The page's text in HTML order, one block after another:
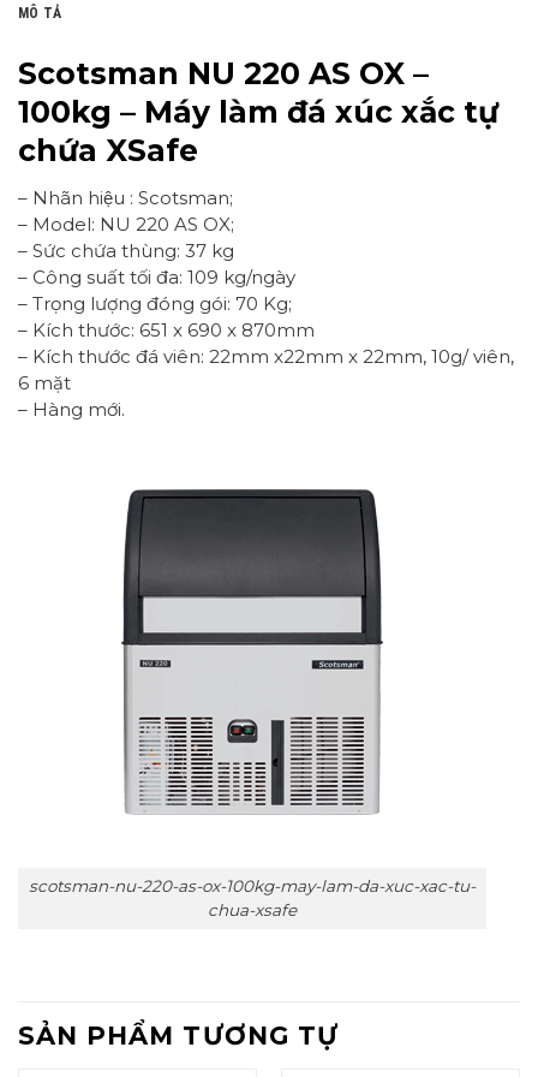
MÔ TẢ
Scotsman NU 220 AS OX –
100kg – Máy làm đá xúc xắc tự
chứa XSafe
– Nhãn hiệu : Scotsman;
– Model: NU 220 AS OX;
– Sức chứa thùng: 37 kg
– Công suất tối đa: 109 kg/ngày
– Trọng lượng đóng gói: 70 Kg;
– Kích thước: 651 x 690 x 870mm
– Kích thước đá viên: 22mm x22mm x 22mm, 10g/ viên,
6 mặt
– Hàng mới.
scotsman-nu-220-as-ox-100kg-may-lam-da-xuc-xac-tu-
chua-xsafe
SẢN PHẨM TƯƠNG TỰ